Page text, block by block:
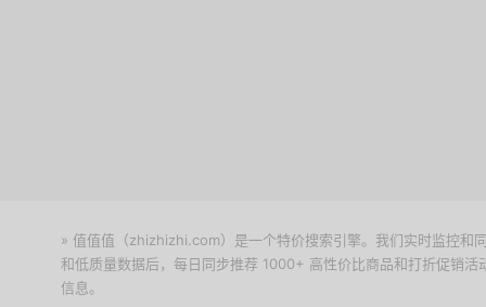
» 值值值（zhizhizhi.com）是一个特价搜索引擎。我们实时监控和
和低质量数据后，每日同步推荐 1000+ 高性价比商品和打折促销
信息。